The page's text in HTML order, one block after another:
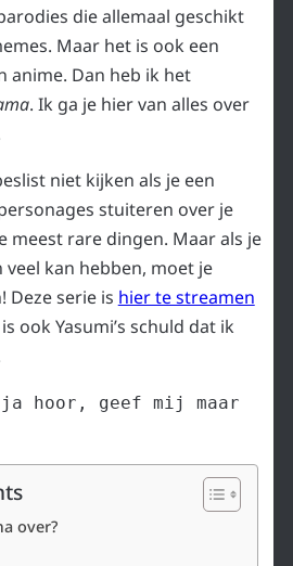
die allemaal geschikt
Maar het is ook een
anime. Dan heb ik het
. Ik ga je hier van alles over
niet kijken als je een
stuiteren over je
meest rare dingen. Maar als je
kan hebben, moet je
Deze serie is hier te streamen
ook Yasumi’s schuld dat ik
hoor, geef mij maar
over?